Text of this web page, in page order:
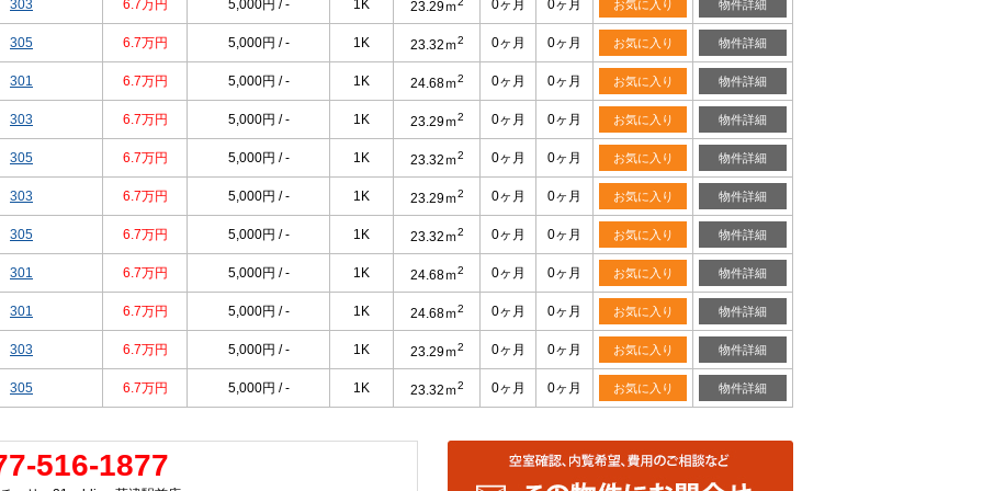
303 6.7万円 5,000円 / - 1K 23.29ｍ 0ヶ月 0ヶ月 お気に入り 物件詳細
305 6.7万円 5,000円 / - 1K 23.32ｍ2 0ヶ月 0ヶ月 お気に入り 物件詳細
301 6.7万円 5,000円 / - 1K 24.68ｍ2 0ヶ月 0ヶ月 お気に入り 物件詳細
303 6.7万円 5,000円 / - 1K 23.29ｍ2 0ヶ月 0ヶ月 お気に入り 物件詳細
305 6.7万円 5,000円 / - 1K 23.32ｍ2 0ヶ月 0ヶ月 お気に入り 物件詳細
303 6.7万円 5,000円 / - 1K 23.29ｍ2 0ヶ月 0ヶ月 お気に入り 物件詳細
305 6.7万円 5,000円 / - 1K 23.32ｍ2 0ヶ月 0ヶ月 お気に入り 物件詳細
301 6.7万円 5,000円 / - 1K 24.68ｍ2 0ヶ月 0ヶ月 お気に入り 物件詳細
301 6.7万円 5,000円 / - 1K 24.68ｍ2 0ヶ月 0ヶ月 お気に入り 物件詳細
303 6.7万円 5,000円 / - 1K 23.29ｍ2 0ヶ月 0ヶ月 お気に入り 物件詳細
305 6.7万円 5,000円 / - 1K 23.32ｍ2 0ヶ月 0ヶ月 お気に入り 物件詳細
516-1877